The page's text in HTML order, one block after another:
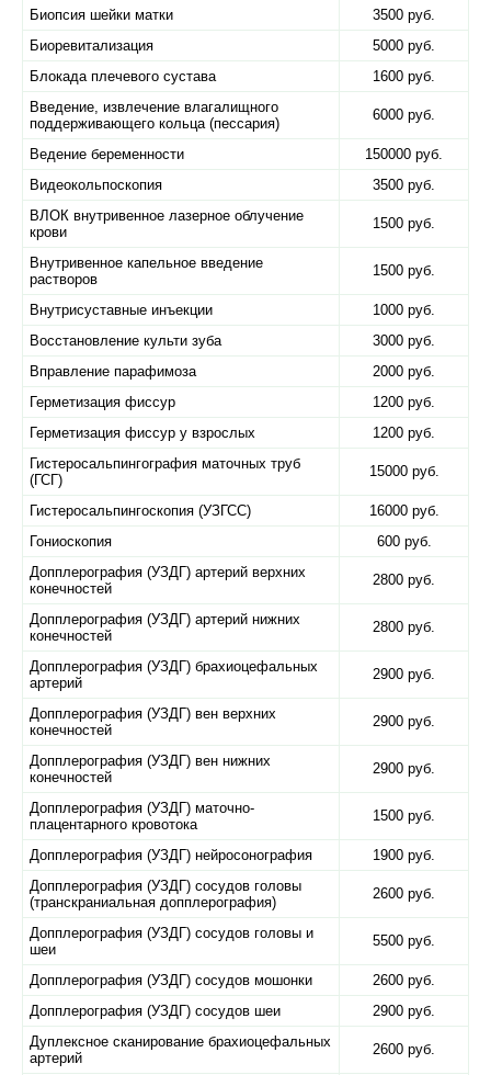
Биопсия шейки матки
3500 руб.
Биоревитализация
5000 руб.
Блокада плечевого сустава
1600 руб.
Введение, извлечение влагалищного
поддерживающего кольца (пессария)
6000 руб.
Ведение беременности
150000 руб.
Видеокольпоскопия
3500 руб.
ВЛОК внутривенное лазерное облучение
крови
1500 руб.
Внутривенное капельное введение
растворов
1500 руб.
Внутрисуставные инъекции
1000 руб.
Восстановление культи зуба
3000 руб.
Вправление парафимоза
2000 руб.
Герметизация фиссур
1200 руб.
Герметизация фиссур у взрослых
1200 руб.
Гистеросальпингография маточных труб
(ГСГ)
15000 руб.
Гистеросальпингоскопия (УЗГСС)
16000 руб.
Гониоскопия
600 руб.
Допплерография (УЗДГ) артерий верхних
конечностей
2800 руб.
Допплерография (УЗДГ) артерий нижних
конечностей
2800 руб.
Допплерография (УЗДГ) брахиоцефальных
артерий
2900 руб.
Допплерография (УЗДГ) вен верхних
конечностей
2900 руб.
Допплерография (УЗДГ) вен нижних
конечностей
2900 руб.
Допплерография (УЗДГ) маточно-
плацентарного кровотока
1500 руб.
Допплерография (УЗДГ) нейросонография
1900 руб.
Допплерография (УЗДГ) сосудов головы
(транскраниальная допплерография)
2600 руб.
Допплерография (УЗДГ) сосудов головы и
шеи
5500 руб.
Допплерография (УЗДГ) сосудов мошонки
2600 руб.
Допплерография (УЗДГ) сосудов шеи
2900 руб.
Дуплексное сканирование брахиоцефальных
артерий
2600 руб.